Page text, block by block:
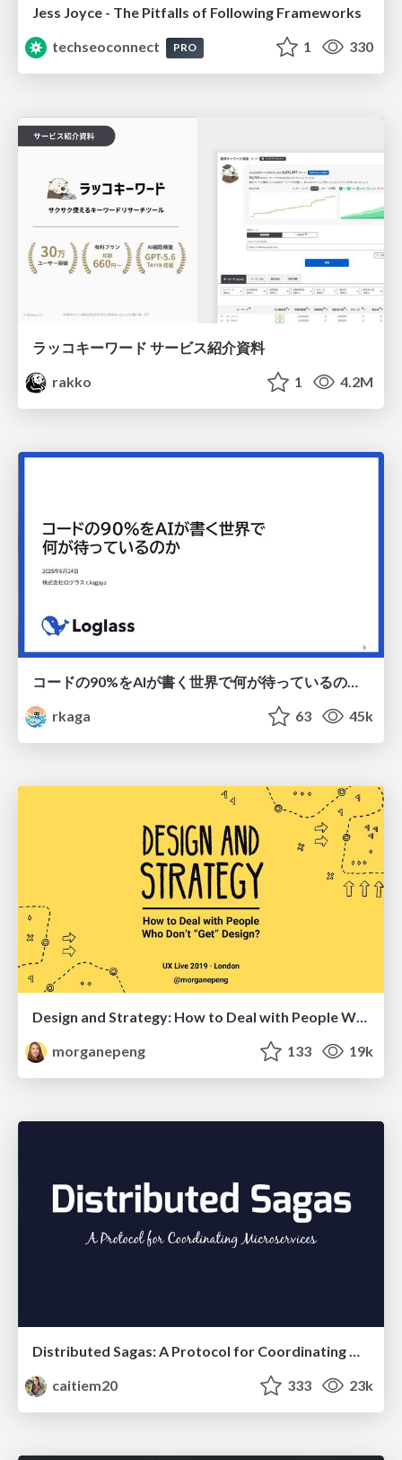
Jess Joyce - The Pitfalls of Following Frameworks
techseoconnect
PRO 1 330
ラッコキーワード サービス紹介資料
rakko
1 4.2M
コードの90%をAIが書く世界で何が待っているのか / What awaits us in a world where 90% of the code is written by AI
rkaga
63 45k
morganepeng
133 19k
Distributed Sagas: A Protocol for Coordinating Microservices
caitiem20
333 23k